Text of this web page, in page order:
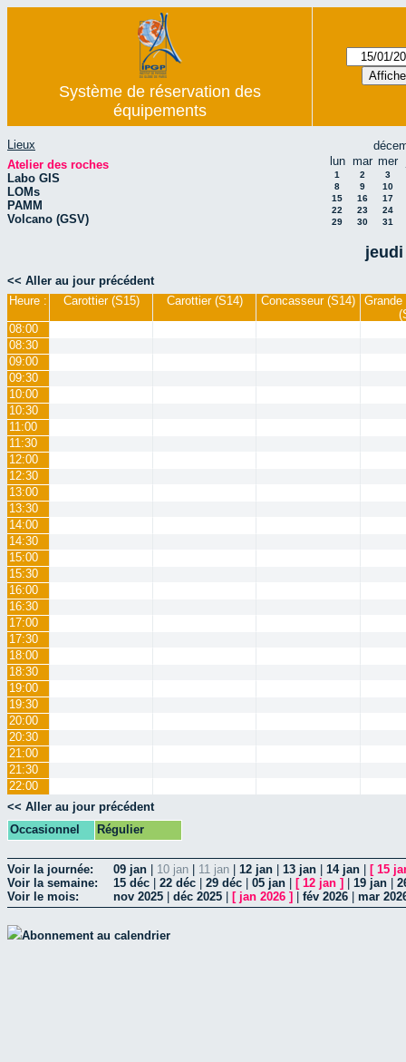
Système de réservation des
équipements
Lieux
Atelier des roches
Labo GIS
LOMs
PAMM
Volcano (GSV)
lun mar mer
1 2
3
8
9
10
15
16
17
22
23
24
29
30 31
jeudi
<< Aller au jour précédent
Heure :
Carottier (S15) Carottier (S14) Concasseur (S14)
08:00
08:30
09:00
09:30
10:00
10:30
11:00
11:30
12:00
12:30
13:00
13:30
14:00
14:30
15:00
15:30
16:00
16:30
17:00
17:30
18:00
18:30
19:00
19:30
20:00
20:30
21:00
21:30
22:00
<< Aller au jour précédent
Occasionnel
Régulier
Voir la journée: 09 jan 10 jan 11 jan 12 jan 13 jan 14 jan [ 15
Voir la semaine:
15 déc 22 déc 29 déc 05 jan [ 12 jan ] 19 jan
Voir le mois:
nov 2025 déc 2025 [ jan 2026 ] fév 2026 mar
Abonnement au calendrier